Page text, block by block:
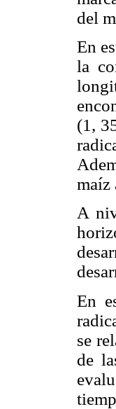
del
En
la
(1,
maíz
A
En
se
de